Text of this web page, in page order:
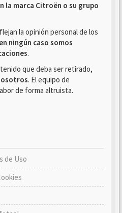
la marca Citroën o su grupo
la opinión personal de los
en ningún caso somos
.
que deba ser retirado,
. El equipo de
de forma altruista.
de Uso